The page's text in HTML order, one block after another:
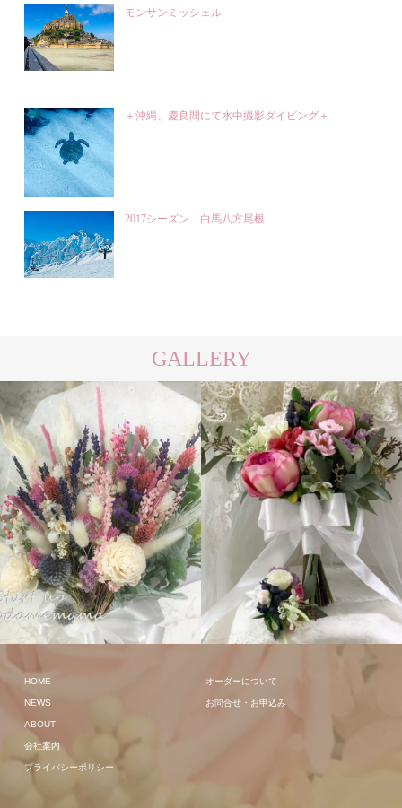
モンサンミッシェル
＋沖縄、慶良間にて水中撮影ダイビング＋
2017シーズン 白馬八方尾根
GALLERY
クラッチ クラッチ
HOME
NEWS
ABOUT
会社案内
プライバシーポリシー
オーダーについて
お問合せ・お申込み